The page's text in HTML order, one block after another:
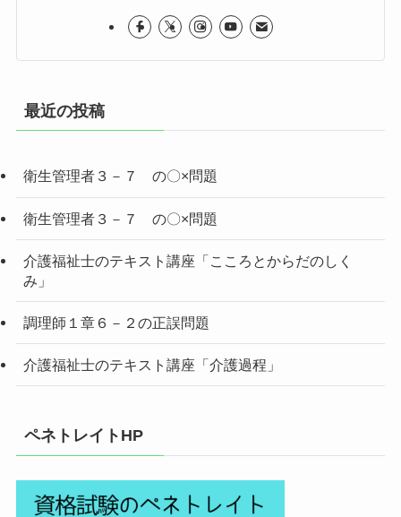
最近の投稿
衛生管理者３－７ の〇×問題
衛生管理者３－７ の〇×問題
介護福祉士のテキスト講座「こころとからだのしく
み」
調理師１章６－２の正誤問題
介護福祉士のテキスト講座「介護過程」
ペネトレイトHP